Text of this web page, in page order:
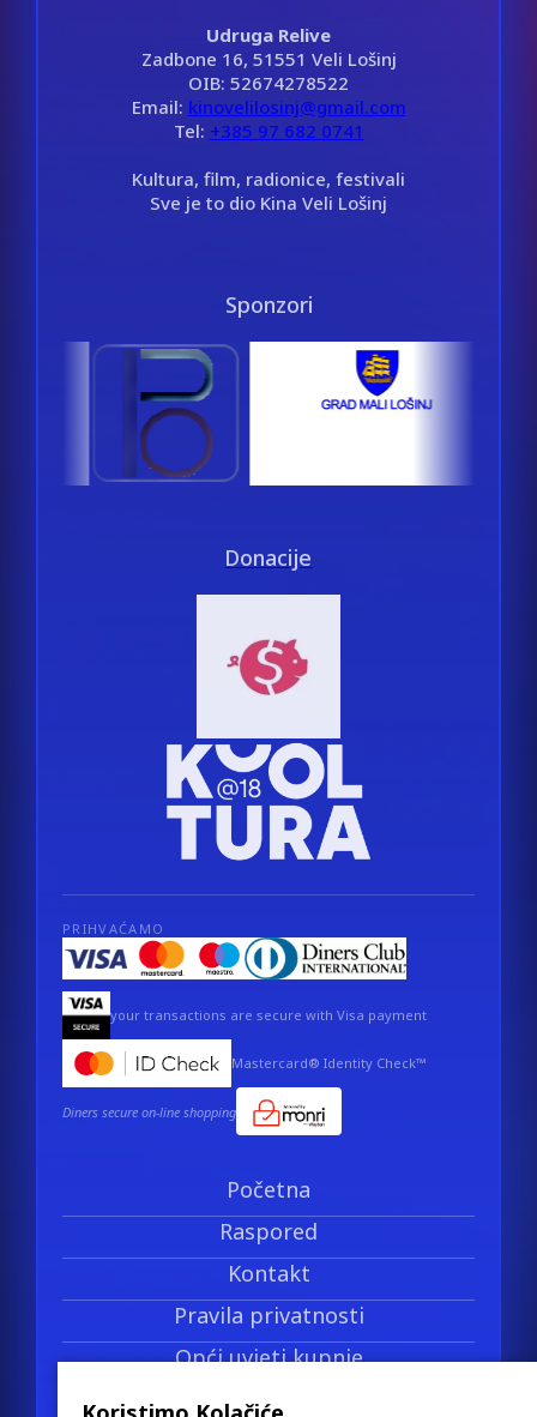
Udruga Relive
Zadbone 16, 51551 Veli Lošinj
OIB: 52674278522
Email: kinovelilosinj@gmail.com
Tel: +385 97 682 0741
Kultura, film, radionice, festivali
Sve je to dio Kina Veli Lošinj
Sponzori
Donacije
PRIHVAĆAMO
your transactions are secure with Visa payment
Mastercard® Identity Check™
Diners secure on-line shopping
Početna
Raspored
Kontakt
Pravila privatnosti
Opći uvjeti kupnje
Politika povrata novca